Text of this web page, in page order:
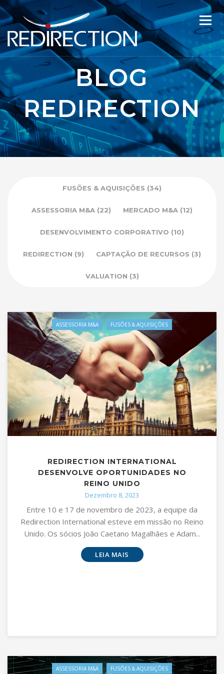
BLOG
REDIRECTION
FUSÕES & AQUISIÇÕES (34)
ASSESSORIA M&A (22) MERCADO M&A (12)
DESENVOLVIMENTO CORPORATIVO (10)
REDIRECTION (9) CAPTAÇÃO DE RECURSOS (3)
VALUATION (3)
ASSESSORIA M&A FUSÕES & AQUISIÇÕES
REDIRECTION INTERNATIONAL
DESENVOLVE OPORTUNIDADES NO
REINO UNIDO
Dezembro 8, 2023
Entre 10 e 17 de novembro de 2023, a equipe da
Redirection International esteve em missão no Reino
Unido. Os sócios João Caetano Magalhães e Adam...
LEIA MAIS
ASSESSORIA M&A FUSÕES & AQUISIÇÕES